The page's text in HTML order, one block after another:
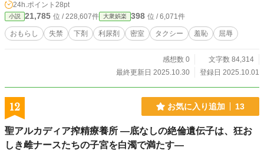
は届かず、尊厳は汚され、ただひたすらに「下って」いく。
ダッシュボードのドライブレコーダーは、その屈辱の一部始
終を無機質に記録し続ける。 なぜ彼女たちは、警察に訴え出
ることができなかったのか？ その答えは、あまりにも屈辱的
から、悪夢の一夜を克明に描くオムニバス形式のフィクショ
ンである。犯行は回を追うごとに、より巧妙に、より残酷に
彼は自らの犯行を反芻し、倒錯した愉悦の中で次なる獲物と
更なる深みへと突き落とす方法を模索する。 そのタクシー
は、いつものように、ただ「下り方面」へと走っていく。 あ
なたは、この静かなる地獄への旅の目撃者となる。 ※「ノク
ターンノベルズ」「PIXIV」「ハーメルン」でも掲載中
24h.ポイント 28pt
小説 21,785 位 / 228,607件 大衆娯楽 398 位 / 6,071件
おもらし 失禁 下剤 利尿剤 密室 タクシー 羞恥 屈辱
感想数 0
文字数 84,314
最終更新日 2025.10.30
登録日 2025.10.01
12 お気に入り追加 13
聖アルカディア搾精療養所 ―底なしの絶倫遺伝子は、狂お
しき雌ナースたちの子宮を白濁で満たす―